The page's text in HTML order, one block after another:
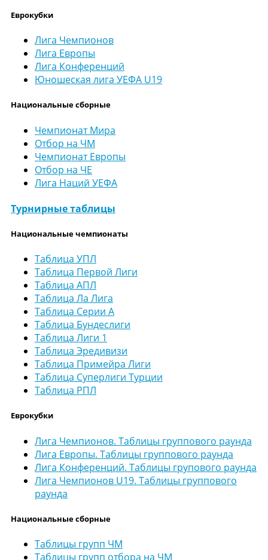
Еврокубки
Лига Чемпионов
Лига Европы
Лига Конференций
Юношеская лига УЕФА U19
Национальные сборные
Чемпионат Мира
Отбор на ЧМ
Чемпионат Европы
Отбор на ЧЕ
Лига Наций УЕФА
Турнирные таблицы
Национальные чемпионаты
Таблица УПЛ
Таблица Первой Лиги
Таблица АПЛ
Таблица Ла Лига
Таблица Серии А
Таблица Бундеслиги
Таблица Лиги 1
Таблица Эредивизи
Таблица Примейра Лиги
Таблица Суперлиги Турции
Таблица РПЛ
Еврокубки
Лига Чемпионов. Таблицы группового раунда
Лига Европы. Таблицы группового раунда
Лига Конференций. Таблицы групового раунда
Лига Чемпионов U19. Таблицы группового
раунда
Национальные сборные
Таблицы групп ЧМ
Таблицы групп отбора на ЧМ